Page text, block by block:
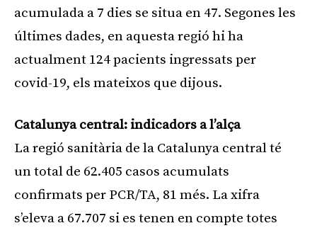
acumulada a 7 dies se situa en 47. Segones les
últimes dades, en aquesta regió hi ha
actualment 124 pacients ingressats per
covid-19, els mateixos que dijous.
Catalunya central: indicadors a l’alça
La regió sanitària de la Catalunya central té
un total de 62.405 casos acumulats
confirmats per PCR/TA, 81 més. La xifra
s’eleva a 67.707 si es tenen en compte totes